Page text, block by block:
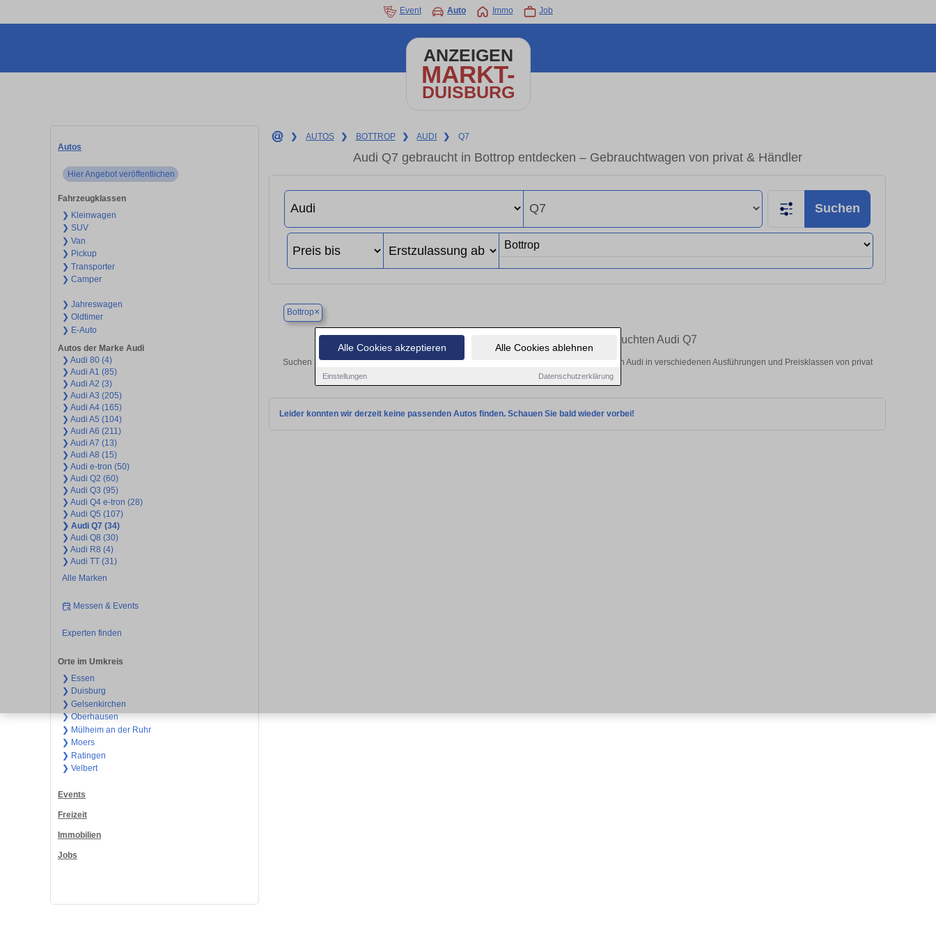
Alle Cookies akzeptieren Alle Cookies ablehnen
Einstellungen Datenschutzerklärung
Event Auto Immo Job
ANZEIGEN
MARKT-
DUISBURG
Autos
Hier Angebot veröffentlichen
Fahrzeugklassen
❯ Kleinwagen
❯ SUV
❯ Van
❯ Pickup
❯ Transporter
❯ Camper
❯ Jahreswagen
❯ Oldtimer
❯ E-Auto
Autos der Marke Audi
❯ Audi 80 (4)
❯ Audi A1 (85)
❯ Audi A2 (3)
❯ Audi A3 (205)
❯ Audi A4 (165)
❯ Audi A5 (104)
❯ Audi A6 (211)
❯ Audi A7 (13)
❯ Audi A8 (15)
❯ Audi e-tron (50)
❯ Audi Q2 (60)
❯ Audi Q3 (95)
❯ Audi Q4 e-tron (28)
❯ Audi Q5 (107)
❯ Audi Q7 (34)
❯ Audi Q8 (30)
❯ Audi R8 (4)
❯ Audi TT (31)
Alle Marken
Messen & Events
Experten finden
Orte im Umkreis
❯ Essen
❯ Duisburg
❯ Gelsenkirchen
❯ Oberhausen
❯ Mülheim an der Ruhr
❯ Moers
❯ Ratingen
❯ Velbert
Events
Freizeit
Immobilien
Jobs
❯ AUTOS ❯ BOTTROP ❯ AUDI ❯ Q7
Audi Q7 gebraucht in Bottrop entdecken – Gebrauchtwagen von privat & Händler
Suchen
Bottrop×
Finden Sie in Bottrop Ihren gebrauchten Audi Q7
Suchen Sie in Bottrop einen Audi Q7 Gebrauchtwagen? Entdecken Sie gebrauchte Q7 von Audi in verschiedenen Ausführungen und Preisklassen von privat
und vom Händler.
Leider konnten wir derzeit keine passenden Autos finden. Schauen Sie bald wieder vorbei!